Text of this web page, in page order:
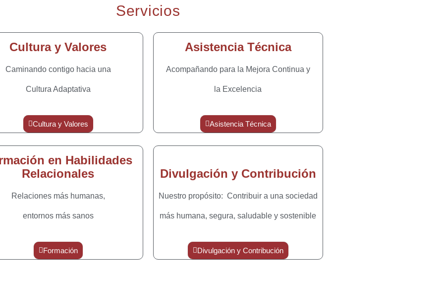
Servicios
Cultura y Valores
Caminando contigo hacia una
Cultura Adaptativa
Cultura y Valores
Asistencia Técnica
Acompañando para la Mejora Continua y
la Excelencia
Asistencia Técnica
en Habilidades
Relacionales
Relaciones más humanas,
entornos más sanos
Formación
Divulgación y Contribución
Nuestro propósito: Contribuir a una sociedad
más humana, segura, saludable y sostenible
Divulgación y Contribución